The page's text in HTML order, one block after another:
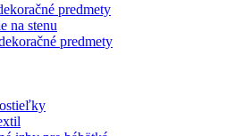
predmety
na stenu
predmety